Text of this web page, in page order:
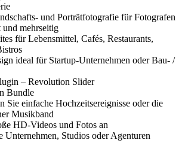
und Porträtfotografie für Fotografen
mehrseitig
für Lebensmittel, Cafés, Restaurants,
ideal für Startup-Unternehmen oder Bau- /
– Revolution Slider
Bundle
Sie einfache Hochzeitsereignisse oder die
Musikband
HD-Videos und Fotos an
Unternehmen, Studios oder Agenturen